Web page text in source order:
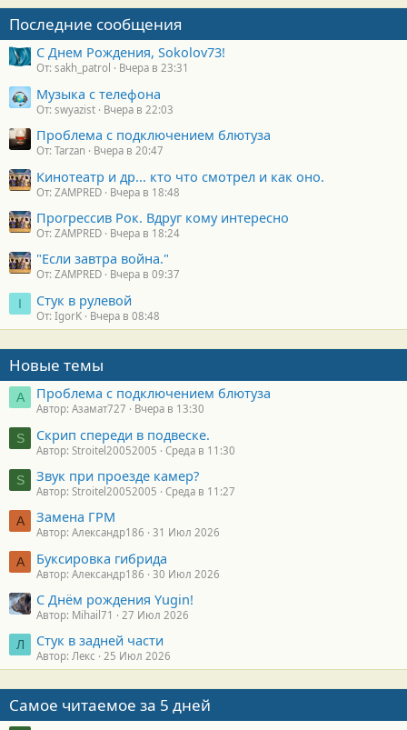
т
и
:
Последние сообщения
С Днем Рождения, Sokolov73!
От: sakh_patrol Вчера в 23:31
Музыка с телефона
От: swyazist Вчера в 22:03
Проблема с подключением блютуза
От: Tarzan Вчера в 20:47
Кинотеатр и др... кто что смотрел и как оно.
От: ZAMPRED Вчера в 18:48
Прогрессив Рок. Вдруг кому интересно
От: ZAMPRED Вчера в 18:24
"Если завтра война."
От: ZAMPRED Вчера в 09:37
I Стук в рулевой
От: IgorK Вчера в 08:48
Новые темы
А Проблема с подключением блютуза
Автор: Азамат727 Вчера в 13:30
S Скрип спереди в подвеске.
Автор: Stroitel20052005 Среда в 11:30
S Звук при проезде камер?
Автор: Stroitel20052005 Среда в 11:27
А Замена ГРМ
Автор: Александр186 31 Июл 2026
А Буксировка гибрида
Автор: Александр186 30 Июл 2026
С Днём рождения Yugin!
Автор: Mihail71 27 Июл 2026
Л Стук в задней части
Автор: Лекс 25 Июл 2026
Самое читаемое за 5 дней